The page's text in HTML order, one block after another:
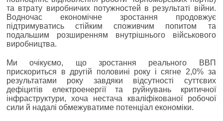
та втрату виробничих потужностей в результаті війни.
Водночас економічне зростання продовжує
підтримуватись стійким споживчим попитом та
подальшим розширенням внутрішнього військового
виробництва.
Ми очікуємо, що зростання реального ВВП
прискориться в другій половині року і сягне 2,0% за
результатами року завдяки відсутності суттєвих
дефіцитів електроенергії та руйнувань критичної
інфраструктури, хоча нестача кваліфікованої робочої
сили й надалі обмежуватиме потенціал економіки.